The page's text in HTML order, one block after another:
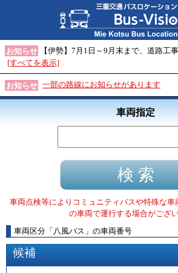
お知らせ
【伊勢】7月1日～9月末まで、道路工
[すべてを表示]
お知らせ 一部の路線にお知らせがあります
車両指定
車両点検等によりコミュニティバスや特殊な
の車両で運行する場合がござい
車両区分 「 八風バス 」 の車両番号
候補